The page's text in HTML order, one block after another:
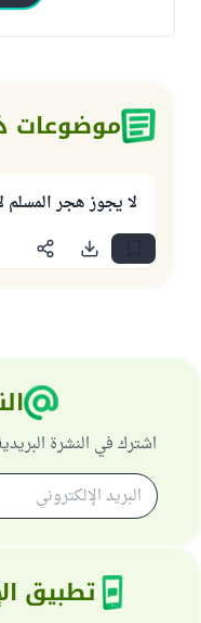
موضوعات
لا يجوز هجر
اشترك في النشرة
تطبيق